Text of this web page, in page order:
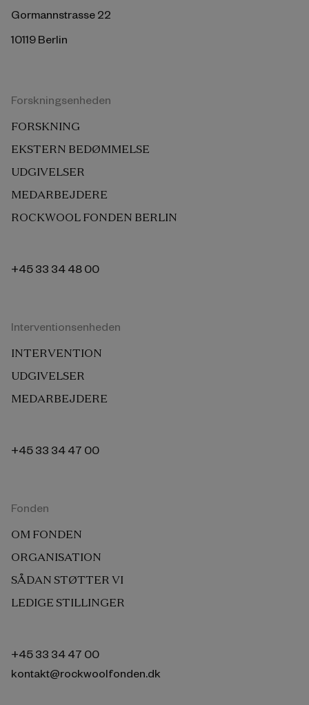
Gormannstrasse 22
10119 Berlin
Forskningsenheden
FORSKNING
EKSTERN BEDØMMELSE
UDGIVELSER
MEDARBEJDERE
ROCKWOOL FONDEN BERLIN
+45 33 34 48 00
Interventionsenheden
INTERVENTION
UDGIVELSER
MEDARBEJDERE
+45 33 34 47 00
Fonden
OM FONDEN
ORGANISATION
SÅDAN STØTTER VI
LEDIGE STILLINGER
+45 33 34 47 00
kontakt@rockwoolfonden.dk